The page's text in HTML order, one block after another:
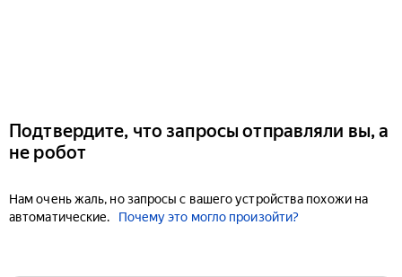
Подтвердите, что запросы отправляли вы, а
не робот
Нам очень жаль, но запросы с вашего устройства похожи на
автоматические.
Почему это могло произойти?